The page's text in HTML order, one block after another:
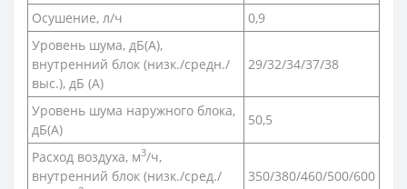
Осушение, л/ч
0,9
Уровень шума, дБ(A),
внутренний блок (низк./средн./
выс.), дБ (А)
29/32/34/37/38
Уровень шума наружного блока,
дБ(A)
50,5
Расход воздуха, м3/ч,
внутренний блок (низк./сред./
350/380/460/500/600